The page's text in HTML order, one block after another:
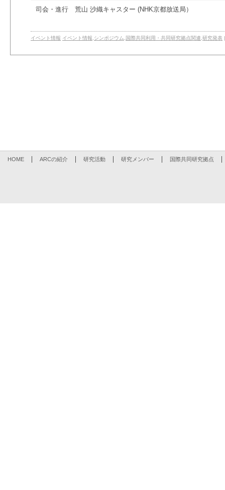
司会・進行 荒山 沙織キャスター (NHK京都放送局）
イベント情報 イベント情報 シンポジウム 国際共同利用・共同研究拠点関連 研究発表
HOME ARCの紹介 研究活動 研究メンバー 国際共同研究拠点